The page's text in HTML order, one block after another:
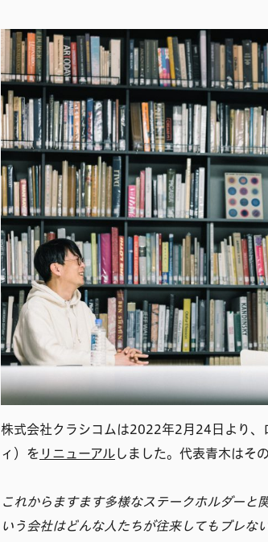
株式会社クラシコムは2022年2月24日より、
ィ）を リニューアルしました。代表青木はそ
これからますます多様なステークホルダーと
いう会社はどんな人たちが往来してもブレな